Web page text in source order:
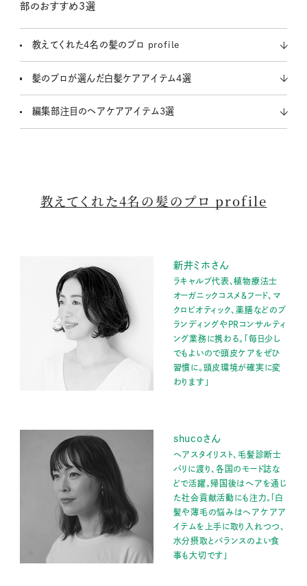
部のおすすめ3選
教えてくれた4名の髪のプロ profile
髪のプロが選んだ白髪ケアアイテム4選
編集部注目のヘアケアアイテム3選
教えてくれた4名の髪のプロ profile
新井ミホさん
ラキャルプ代表、植物療法士
オーガニックコスメ＆フード、マ
クロビオティック、薬膳などのブ
ランディングやPRコンサルティ
ング業務に携わる。「毎日少し
でもよいので頭皮ケアをぜひ
習慣に。頭皮環境が確実に変
わります」
shucoさん
ヘアスタイリスト、毛髪診断士
パリに渡り、各国のモード誌な
どで活躍。帰国後はヘアを通じ
た社会貢献活動にも注力。「白
髪や薄毛の悩みはヘアケアア
イテムを上手に取り入れつつ、
水分摂取とバランスのよい食
事も大切です」